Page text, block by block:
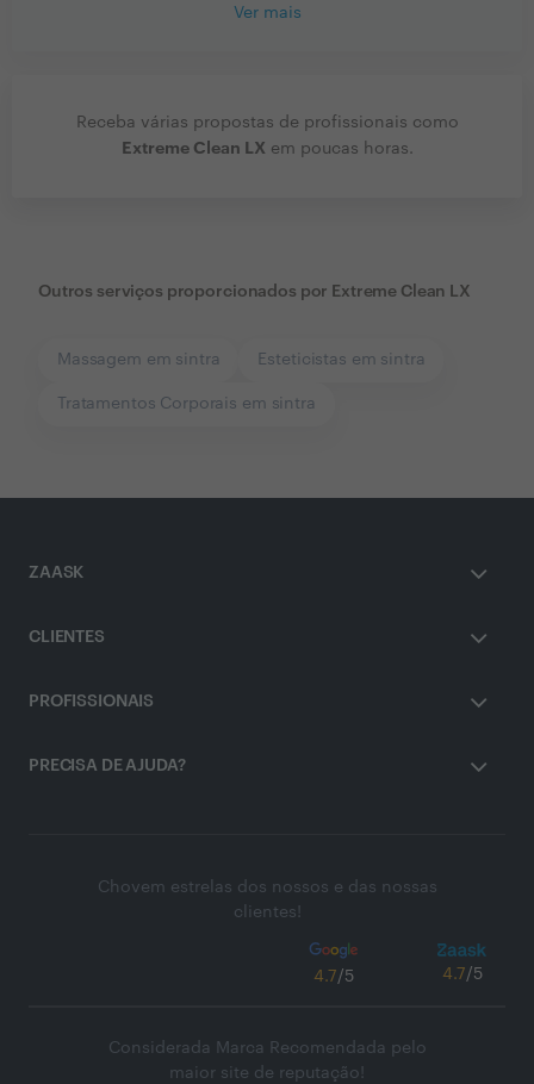
Ver mais
Receba várias propostas de profissionais como
Extreme Clean LX em poucas horas.
Outros serviços proporcionados por Extreme Clean LX
Massagem em sintra Esteticistas em sintra
Tratamentos Corporais em sintra
ZAASK
CLIENTES
PROFISSIONAIS
PRECISA DE AJUDA?
Chovem estrelas dos nossos e das nossas
clientes!
4.7/5 4.7/5
Considerada Marca Recomendada pelo
maior site de reputação!